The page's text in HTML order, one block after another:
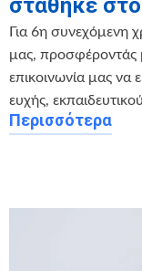
Για 6η συνεχόμενη
μας, προσφέροντάς
επικοινωνία μας να
ευχής,
Περισσότερα